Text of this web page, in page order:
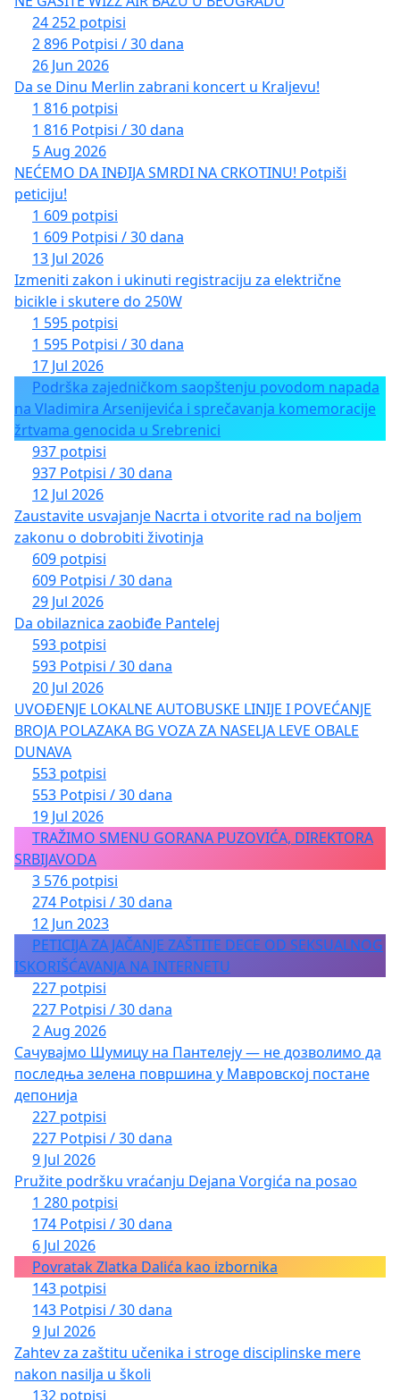
24 252 potpisi
2 896 Potpisi / 30 dana
26 Jun 2026
Da se Dinu Merlin zabrani koncert u Kraljevu!
1 816 potpisi
1 816 Potpisi / 30 dana
5 Aug 2026
NEĆEMO DA INĐIJA SMRDI NA CRKOTINU! Potpiši
peticiju!
1 609 potpisi
1 609 Potpisi / 30 dana
13 Jul 2026
Izmeniti zakon i ukinuti registraciju za električne
bicikle i skutere do 250W
1 595 potpisi
1 595 Potpisi / 30 dana
17 Jul 2026
Podrška zajedničkom saopštenju povodom napada
na Vladimira Arsenijevića i sprečavanja komemoracije
žrtvama genocida u Srebrenici
937 potpisi
937 Potpisi / 30 dana
12 Jul 2026
Zaustavite usvajanje Nacrta i otvorite rad na boljem
zakonu o dobrobiti životinja
609 potpisi
609 Potpisi / 30 dana
29 Jul 2026
Da obilaznica zaobiđe Pantelej
593 potpisi
593 Potpisi / 30 dana
20 Jul 2026
UVOĐENJE LOKALNE AUTOBUSKE LINIJE I POVEĆANJE
BROJA POLAZAKA BG VOZA ZA NASELJA LEVE OBALE
DUNAVA
553 potpisi
553 Potpisi / 30 dana
19 Jul 2026
TRAŽIMO SMENU GORANA PUZOVIĆA, DIREKTORA
SRBIJAVODA
3 576 potpisi
274 Potpisi / 30 dana
12 Jun 2023
PETICIJA ZA JAČANJE ZAŠTITE DECE OD SEKSUALNOG
ISKORIŠĆAVANJA NA INTERNETU
227 potpisi
227 Potpisi / 30 dana
2 Aug 2026
Сачувајмо Шумицу на Пантелеју — не дозволимо да
последња зелена површина у Мавровској постане
депонија
227 potpisi
227 Potpisi / 30 dana
9 Jul 2026
Pružite podršku vraćanju Dejana Vorgića na posao
1 280 potpisi
174 Potpisi / 30 dana
6 Jul 2026
Povratak Zlatka Dalića kao izbornika
143 potpisi
143 Potpisi / 30 dana
9 Jul 2026
Zahtev za zaštitu učenika i stroge disciplinske mere
nakon nasilja u školi
132 potpisi